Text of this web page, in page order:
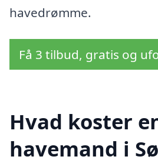
havedrømme.
Få 3 tilbud, gratis og
Hvad koster
havemand i